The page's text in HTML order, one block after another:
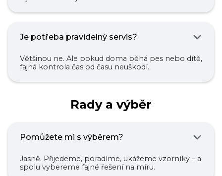
Je potřeba pravidelný servis?
Většinou ne. Ale pokud doma běhá pes nebo dítě,
fajná kontrola čas od času neuškodí.
Rady a výběr
Pomůžete mi s výběrem?
Jasně. Přijedeme, poradíme, ukážeme vzorníky – a
spolu vybereme fajné řešení na míru.